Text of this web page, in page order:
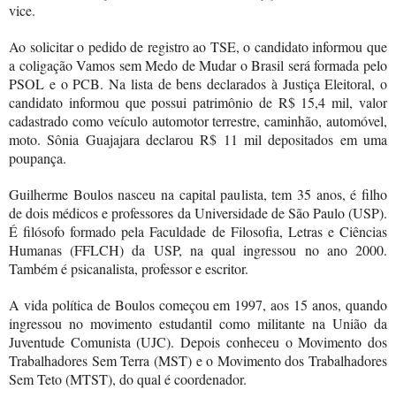
vice.
Ao solicitar o pedido de registro ao TSE, o candidato informou que
a coligação Vamos sem Medo de Mudar o Brasil será formada pelo
PSOL e o PCB. Na lista de bens declarados à Justiça Eleitoral, o
candidato informou que possui patrimônio de R$ 15,4 mil, valor
cadastrado como veículo automotor terrestre, caminhão, automóvel,
moto. Sônia Guajajara declarou R$ 11 mil depositados em uma
poupança.
Guilherme Boulos nasceu na capital paulista, tem 35 anos, é filho
de dois médicos e professores da Universidade de São Paulo (USP).
É filósofo formado pela Faculdade de Filosofia, Letras e Ciências
Humanas (FFLCH) da USP, na qual ingressou no ano 2000.
Também é psicanalista, professor e escritor.
A vida política de Boulos começou em 1997, aos 15 anos, quando
ingressou no movimento estudantil como militante na União da
Juventude Comunista (UJC). Depois conheceu o Movimento dos
Trabalhadores Sem Terra (MST) e o Movimento dos Trabalhadores
Sem Teto (MTST), do qual é coordenador.